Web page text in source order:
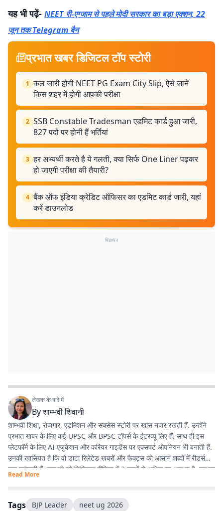
यह भी पढ़ें- NEET री-एग्जाम से पहले मोदी सरकार का बड़ा एक्शन, 22
जून तक Telegram बैन
प्रभात खबर डिजिटल टॉप स्टोरी
1 कल जारी होगी NEET PG Exam City Slip, ऐसे जानें
किस शहर में होगी आपकी परीक्षा
2 SSB Constable Tradesman एडमिट कार्ड हुआ जारी,
827 पदों पर होनी हैं भर्तियां
3 हर अभ्यर्थी करते है ये गलती, क्या सिर्फ One Liner पढ़कर
हो जाएगी परीक्षा की तैयारी?
4 बैंक ऑफ इंडिया क्रेडिट ऑफिसर का एडमिट कार्ड जारी, यहां
करें डाउनलोड
विज्ञापन
लेखक के बारे में
Byशाम्भवी शिवानी
शाम्भवी शिक्षा, रोजगार, एडमिशन और सक्सेस स्टोरी पर खास नजर रखती हैं. उन्होंने
प्रभात खबर के लिए कई UPSC और BPSC टॉपर्स के इंटरव्यू लिए हैं. साथ ही इस
प्लेटफॉर्म के लिए AI एजुकेशन और करियर गाइडेंस पर एक्सपर्ट ओपनियन भी बनाती हैं.
उनकी खासियत है कि वो डाटा रिलेटेड खबरों और फैक्ट्स को आसान शब्दों में रीडर्स
तक पहुंचाती हैं. शाम्भवी को डिजिटल मीडिया में 3 सालों से अधिक का अनुभव है. प्रभात
खबर से पहले वे राजस्थान पत्रिका और पटना स्थित न्यूज़ हाट में भी काम कर चुकी हैं.
Read More
Tags BJP Leader neet ug 2026